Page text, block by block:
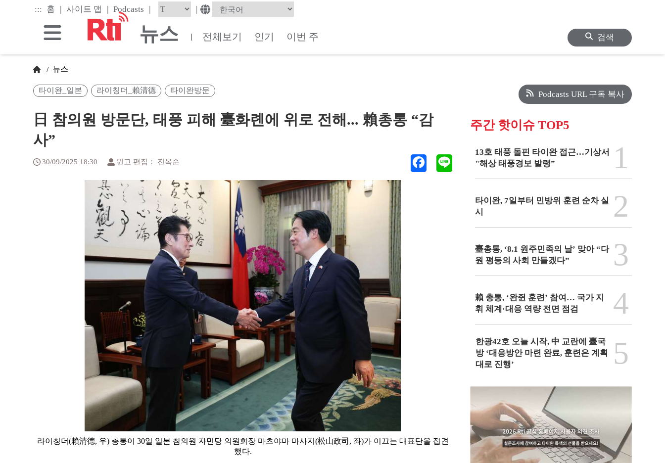
::: 홈 | 사이트 맵 | Podcasts | |
뉴스 | 전체보기 인기 이번 주 검색
/ 뉴스
타이완_일본 라이칭더_賴清德 타이완방문
日 참의원 방문단, 태풍 피해 臺화롄에 위로 전해... 賴총통 “감
사”
30/09/2025 18:30 원고 편집： 진옥순
라이칭더(賴清德, 우) 총통이 30일 일본 참의원 자민당 의원회장 마츠야마 마사지(松山政司, 좌)가 이끄는 대표단을 접견
했다.
Podcasts URL 구독 복사
주간 핫이슈 TOP5
13호 태풍 돌핀 타이완 접근…기상서
"해상 태풍경보 발령”
1
타이완, 7일부터 민방위 훈련 순차 실
시
2
臺총통, ‘8.1 원주민족의 날’ 맞아 “다
원 평등의 사회 만들겠다”
3
賴 총통, ‘완쥔 훈련’ 참여… 국가 지
휘 체계·대응 역량 전면 점검
4
한광42호 오늘 시작, 中 교란에 臺국
방 ‘대응방안 마련 완료, 훈련은 계획
대로 진행’
5